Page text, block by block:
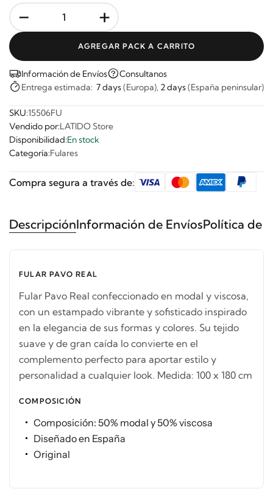
- +
AGREGAR PACK A CARRITO
Información de Envíos
Consultanos
Entrega estimada: 7 days(Europa), 2 days(España peninsular)
SKU:15506FU
Vendido por:LATIDO Store
Disponibilidad:En stock
Categoría:Fulares
Compra segura a través de:
DescripciónInformación de EnvíosPolítica de
FULAR PAVO REAL
Fular Pavo Real confeccionado en modal y viscosa,
con un estampado vibrante y sofisticado inspirado
en la elegancia de sus formas y colores. Su tejido
suave y de gran caída lo convierte en el
complemento perfecto para aportar estilo y
personalidad a cualquier look. Medida: 100 x 180 cm
COMPOSICIÓN
Composición: 50% modal y 50% viscosa
Diseñado en España
Original